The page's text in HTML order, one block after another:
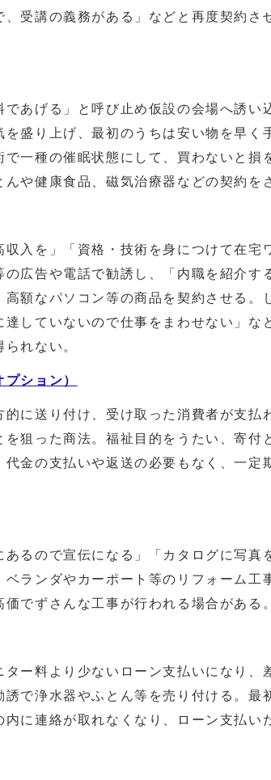
受講の義務がある」などと再度契約さ
あげる」と呼び止め仮設の会場へ誘い
を盛り上げ、最初のうちは安い物を早く
一種の催眠状態にして、買わないと損
や健康食品、磁気治療器などの契約を
入を」「資格・技術を身につけて在宅
広告や電話で勧誘し、「内職を紹介す
額なパソコン等の商品を契約させる。
していないので仕事をまわせない」な
れない。
ション）
に送り付け、受け取った消費者が支払
狙った商法。福祉目的をうたい、寄付
金の支払いや返送の必要もなく、一定
るので宣伝になる」「カタログに写真
ランダやカーポート等のリフォーム工
でずさんな工事が行われる場合がある。
ー料より少ないローン支払いになり、
誘で浄水器やふとん等を売り付ける。最
に連絡が取れなくなり、ローン支払い